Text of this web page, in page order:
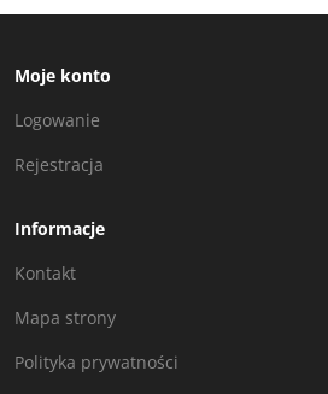
Moje konto
Logowanie
Rejestracja
Informacje
Kontakt
Mapa strony
Polityka prywatności